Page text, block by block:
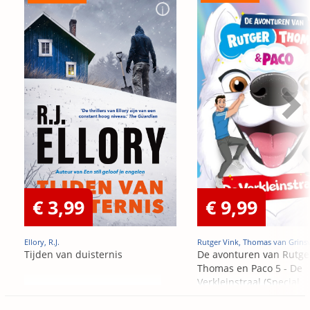
€ 3,99
Ellory, R.J.
Tijden van duisternis
€ 9,99
Rutger Vink, Thomas van
De avonturen van
Thomas en Paco 5 - De
Verkleinstraal (Special